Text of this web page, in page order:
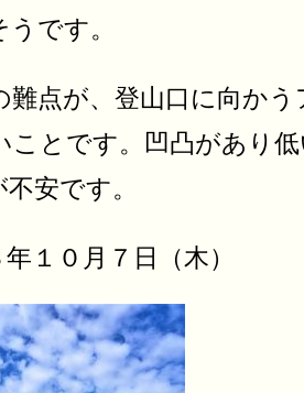
です。
難点が、登山口に向か
ことです。凹凸があり
安です。
１０月７日（木）